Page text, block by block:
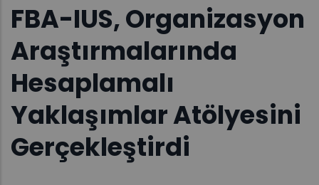
FBA-IUS, Organizasyon
Araştırmalarında
Hesaplamalı
Yaklaşımlar Atölyesini
Gerçekleştirdi